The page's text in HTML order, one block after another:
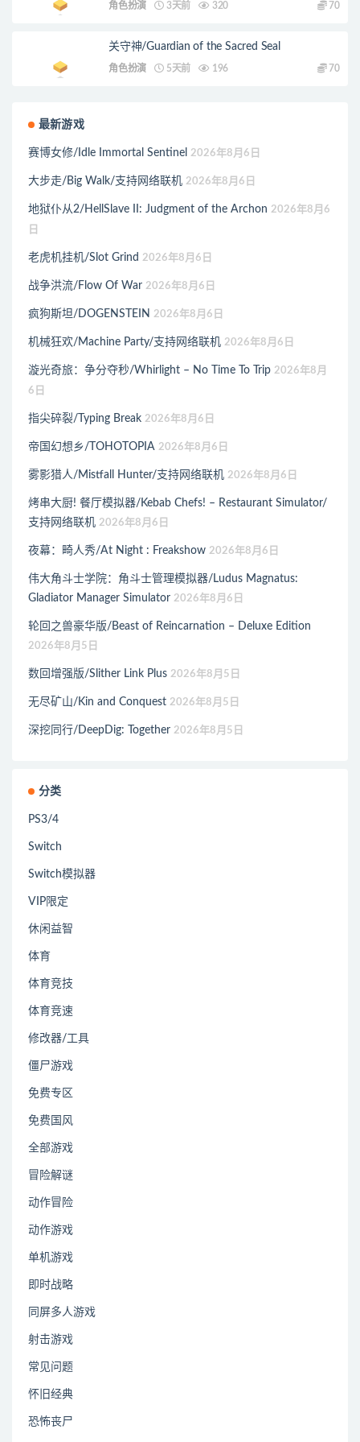
角色扮演 3天前 320 70
关守神/Guardian of the Sacred Seal
角色扮演 5天前 196 70
最新游戏
赛博女修/Idle Immortal Sentinel 2026年8月6日
大步走/Big Walk/支持网络联机 2026年8月6日
地狱仆从2/HellSlave II: Judgment of the Archon 2026年8月6
日
老虎机挂机/Slot Grind 2026年8月6日
战争洪流/Flow Of War 2026年8月6日
疯狗斯坦/DOGENSTEIN 2026年8月6日
机械狂欢/Machine Party/支持网络联机 2026年8月6日
漩光奇旅：争分夺秒/Whirlight – No Time To Trip 2026年8月
6日
指尖碎裂/Typing Break 2026年8月6日
帝国幻想乡/TOHOTOPIA 2026年8月6日
雾影猎人/Mistfall Hunter/支持网络联机 2026年8月6日
烤串大厨! 餐厅模拟器/Kebab Chefs! – Restaurant Simulator/
支持网络联机 2026年8月6日
夜幕：畸人秀/At Night : Freakshow 2026年8月6日
伟大角斗士学院：角斗士管理模拟器/Ludus Magnatus:
Gladiator Manager Simulator 2026年8月6日
轮回之兽豪华版/Beast of Reincarnation – Deluxe Edition
2026年8月5日
数回增强版/Slither Link Plus 2026年8月5日
无尽矿山/Kin and Conquest 2026年8月5日
深挖同行/DeepDig: Together 2026年8月5日
分类
PS3/4
Switch
Switch模拟器
VIP限定
休闲益智
体育
体育竞技
体育竞速
修改器/工具
僵尸游戏
免费专区
免费国风
全部游戏
冒险解谜
动作冒险
动作游戏
单机游戏
即时战略
同屏多人游戏
射击游戏
常见问题
怀旧经典
恐怖丧尸